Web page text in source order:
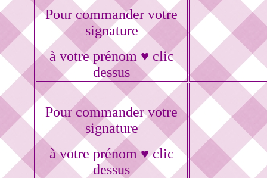
Pour commander votre
signature
à votre prénom ♥ clic
dessus
Pour commander votre
signature
à votre prénom ♥ clic
dessus